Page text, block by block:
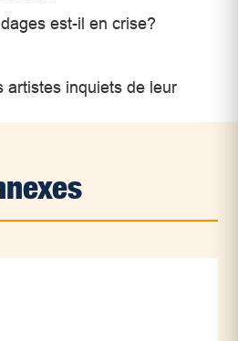
est-il en crise?
artistes inquiets de leur